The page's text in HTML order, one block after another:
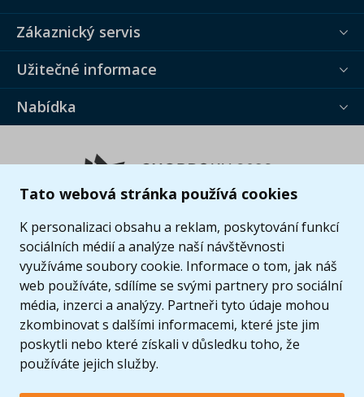
Tato webová stránka používá cookies
K personalizaci obsahu a reklam, poskytování funkcí
sociálních médií a analýze naší návštěvnosti
využíváme soubory cookie. Informace o tom, jak náš
web používáte, sdílíme se svými partnery pro sociální
média, inzerci a analýzy. Partneři tyto údaje mohou
zkombinovat s dalšími informacemi, které jste jim
poskytli nebo které získali v důsledku toho, že
používáte jejich služby.
Zákaznický servis
Užitečné informace
Nabídka